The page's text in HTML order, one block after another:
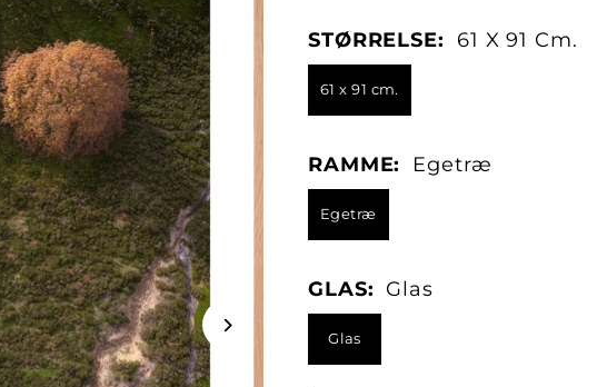
STØRRELSE: 61 X 91 Cm.
61 x 91 cm.
RAMME: Egetræ
Egetræ
GLAS: Glas
Glas